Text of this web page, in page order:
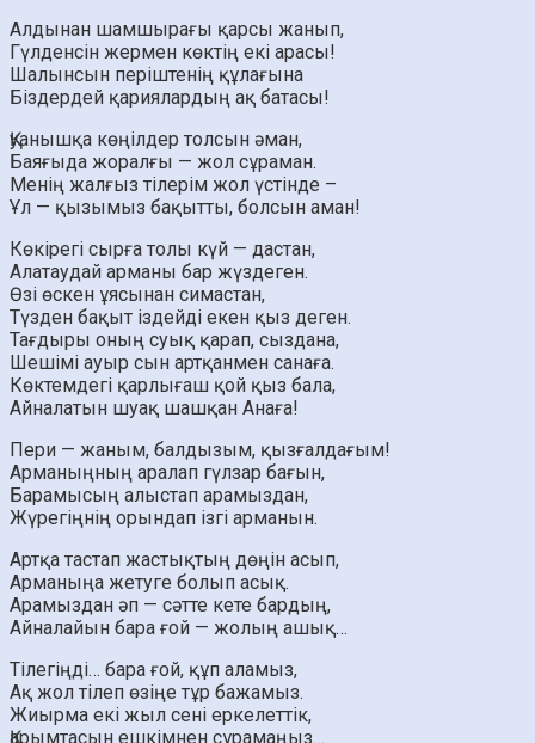
Алдынан шамшырағы қарсы жанып,
Гүлденсін жермен көктің екі арасы!
Шалынсын періштенің құлағына
Біздердей қариялардың ақ батасы!
Қуанышқа көңілдер толсын әман,
Баяғыда жоралғы — жол сұраман.
Менің жалғыз тілерім жол үстінде –
Ұл — қызымыз бақытты, болсын аман!
Көкірегі сырға толы күй — дастан,
Алатаудай арманы бар жүздеген.
Өзі өскен ұясынан симастан,
Түзден бақыт іздейді екен қыз деген.
Тағдыры оның суық қарап, сыздана,
Шешімі ауыр сын артқанмен санаға.
Көктемдегі қарлығаш қой қыз бала,
Айналатын шуақ шашқан Анаға!
Пери — жаным, балдызым, қызғалдағым!
Арманыңның аралап гүлзар бағын,
Барамысың алыстап арамыздан,
Жүрегіңнің орындап ізгі арманын.
Артқа тастап жастықтың дөңін асып,
Арманыңа жетуге болып асық.
Арамыздан әп — сәтте кете бардың,
Айналайын бара ғой — жолың ашық…
Тілегіңді… бара ғой, құп аламыз,
Ақ жол тілеп өзіңе тұр бажамыз.
Жиырма екі жыл сені еркелеттік,
Қарымтасын ешкімнен сұрамаңыз…